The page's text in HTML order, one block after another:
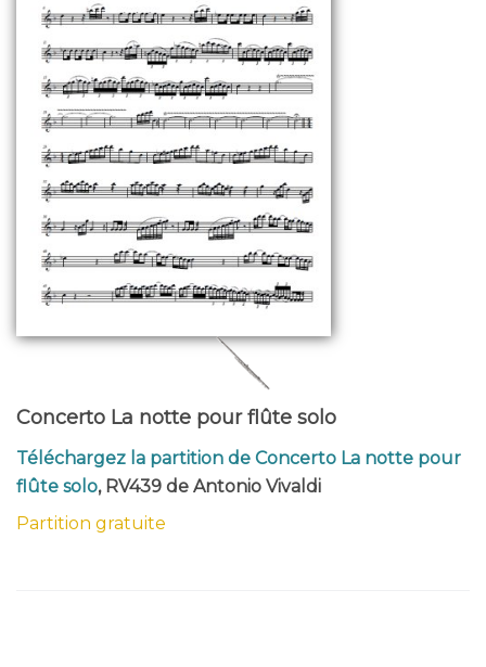
Concerto La notte pour flûte solo
Téléchargez la partition de Concerto La notte pour
flûte solo, RV439 de Antonio Vivaldi
Partition gratuite